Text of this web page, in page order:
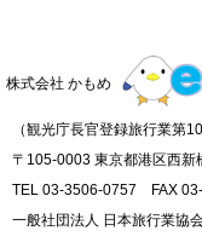
株式会社 かもめ
（観光庁長官登録旅行業第
〒105-0003 東京都港区西
TEL 03-3506-0757 FAX
一般社団法人 日本旅行業協